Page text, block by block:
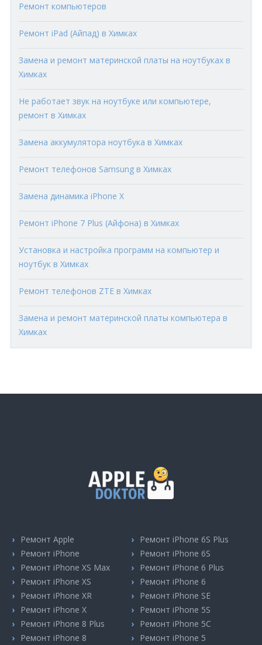
Ремонт компьютеров
Ремонт iPad (Айпад) в Химках
Замена и ремонт материнской платы на ноутбуках в
Химках
Не работает звук на ноутбуке или компьютере,
ремонт в Химках
Замена аккумулятора ноутбука в Химках
Ремонт телефонов Samsung в Химках
Замена динамика iPhone X
Ремонт iPhone 7 Plus (Айфона) в Химках
Установка и настройка программ на компьютер и
ноутбук в Химках
Ремонт телефонов ZTE в Химках
Замена и ремонт материнской платы компьютера в
Химках
Ремонт Apple
Ремонт iPhone
Ремонт iPhone XS Max
Ремонт iPhone XS
Ремонт iPhone XR
Ремонт iPhone X
Ремонт iPhone 8 Plus
Ремонт iPhone 8
Ремонт iPhone 6S Plus
Ремонт iPhone 6S
Ремонт iPhone 6 Plus
Ремонт iPhone 6
Ремонт iPhone SE
Ремонт iPhone 5S
Ремонт iPhone 5C
Ремонт iPhone 5